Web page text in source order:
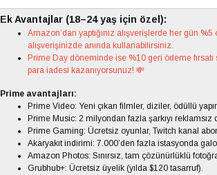
Ek Avantajlar (18–24 yaş için özel):
Amazon’dan yaptığınız alışverişlerde her gün
alışverişinizde anında kullanabilirsiniz.
Prime Day döneminde ise %10 geri ödeme
para iadesi kazanıyorsunuz! 💸
Prime avantajları:
Prime Video: Yeni çıkan filmler, diziler, ödüllü
Prime Music: 2 milyondan fazla şarkıyı reklamsız
Prime Gaming: Ücretsiz oyunlar, Twitch kanal
Akaryakıt indirimi: 7.000’den fazla istasyonda
Amazon Photos: Sınırsız, tam çözünürlüklü
Grubhub+: Ücretsiz üyelik (yılda $120 tasarruf).